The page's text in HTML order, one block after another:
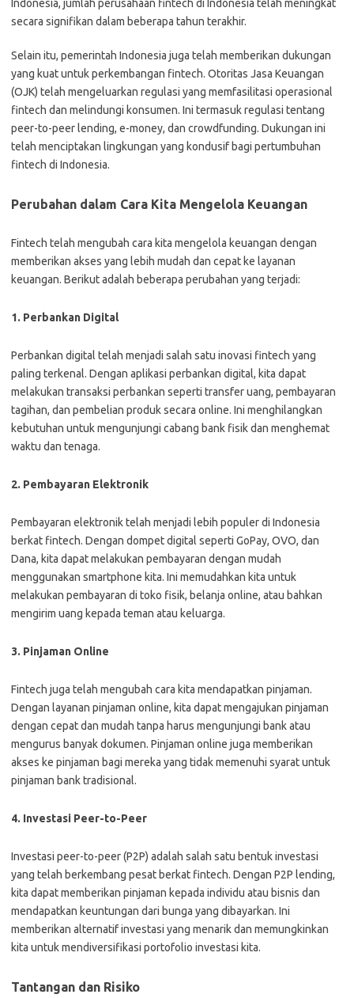
Indonesia, jumlah perusahaan fintech di Indonesia telah meningkat
secara signifikan dalam beberapa tahun terakhir.
Selain itu, pemerintah Indonesia juga telah memberikan dukungan
yang kuat untuk perkembangan fintech. Otoritas Jasa Keuangan
(OJK) telah mengeluarkan regulasi yang memfasilitasi operasional
fintech dan melindungi konsumen. Ini termasuk regulasi tentang
peer-to-peer lending, e-money, dan crowdfunding. Dukungan ini
telah menciptakan lingkungan yang kondusif bagi pertumbuhan
fintech di Indonesia.
Perubahan dalam Cara Kita Mengelola Keuangan
Fintech telah mengubah cara kita mengelola keuangan dengan
memberikan akses yang lebih mudah dan cepat ke layanan
keuangan. Berikut adalah beberapa perubahan yang terjadi:
1. Perbankan Digital
Perbankan digital telah menjadi salah satu inovasi fintech yang
paling terkenal. Dengan aplikasi perbankan digital, kita dapat
melakukan transaksi perbankan seperti transfer uang, pembayaran
tagihan, dan pembelian produk secara online. Ini menghilangkan
kebutuhan untuk mengunjungi cabang bank fisik dan menghemat
waktu dan tenaga.
2. Pembayaran Elektronik
Pembayaran elektronik telah menjadi lebih populer di Indonesia
berkat fintech. Dengan dompet digital seperti GoPay, OVO, dan
Dana, kita dapat melakukan pembayaran dengan mudah
menggunakan smartphone kita. Ini memudahkan kita untuk
melakukan pembayaran di toko fisik, belanja online, atau bahkan
mengirim uang kepada teman atau keluarga.
3. Pinjaman Online
Fintech juga telah mengubah cara kita mendapatkan pinjaman.
Dengan layanan pinjaman online, kita dapat mengajukan pinjaman
dengan cepat dan mudah tanpa harus mengunjungi bank atau
mengurus banyak dokumen. Pinjaman online juga memberikan
akses ke pinjaman bagi mereka yang tidak memenuhi syarat untuk
pinjaman bank tradisional.
4. Investasi Peer-to-Peer
Investasi peer-to-peer (P2P) adalah salah satu bentuk investasi
yang telah berkembang pesat berkat fintech. Dengan P2P lending,
kita dapat memberikan pinjaman kepada individu atau bisnis dan
mendapatkan keuntungan dari bunga yang dibayarkan. Ini
memberikan alternatif investasi yang menarik dan memungkinkan
kita untuk mendiversifikasi portofolio investasi kita.
Tantangan dan Risiko